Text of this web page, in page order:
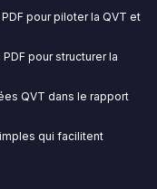
pour piloter la QVT et
pour structurer la
QVT dans le rapport
qui facilitent